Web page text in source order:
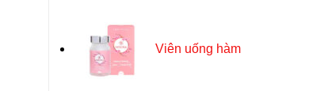
1,400,000 ₫.
Viên uống hàm
Giá
gốc
là:
800,000 ₫.
565,000
hiện
tại
THÊM VÀO GIỎ HÀNG